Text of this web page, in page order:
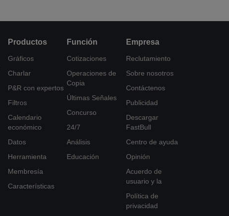
Productos
Gráficos
Charlar
P&R con expertos
Filtros
Calendario
económico
Datos
Herramienta
Membresía
Características
Función
Cotizaciones
Operaciones de
Copia
Últimas Señales
Concurso
24/7
Análisis
Educación
Empresa
Reclutamiento
Sobre nosotros
Contáctenos
Publicidad
Descargar
FastBull
Centro de ayuda
Opinión
Acuerdo de
usuario y la
Política de
privacidad